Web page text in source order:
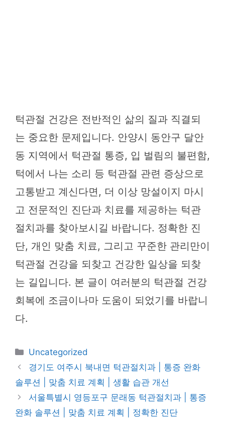
턱관절 건강은 전반적인 삶의 질과 직결되
는 중요한 문제입니다. 안양시 동안구 달안
동 지역에서 턱관절 통증, 입 벌림의 불편함,
턱에서 나는 소리 등 턱관절 관련 증상으로
고통받고 계신다면, 더 이상 망설이지 마시
고 전문적인 진단과 치료를 제공하는 턱관
절치과를 찾아보시길 바랍니다. 정확한 진
단, 개인 맞춤 치료, 그리고 꾸준한 관리만이
턱관절 건강을 되찾고 건강한 일상을 되찾
는 길입니다. 본 글이 여러분의 턱관절 건강
회복에 조금이나마 도움이 되었기를 바랍니
다.
카
테
리
Uncategorized
경기도 여주시 북내면 턱관절치과 | 통증 완화
솔루션 | 맞춤 치료 계획 | 생활 습관 개선
서울특별시 영등포구 문래동 턱관절치과 | 통증
완화 솔루션 | 맞춤 치료 계획 | 정확한 진단